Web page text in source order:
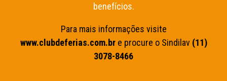
benefícios.
Para mais informações visite
www.clubdeferias.com.bre procure o Sindilav (11)
3078-8466